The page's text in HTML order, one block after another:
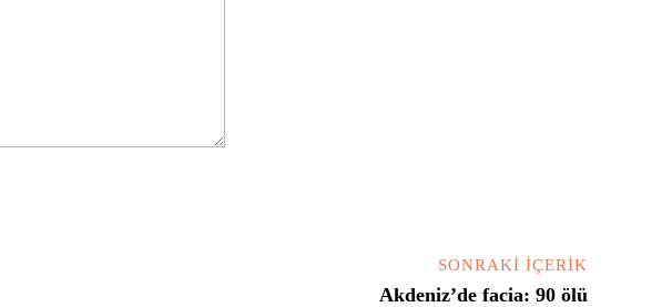
SONRAKI İÇERIK
Akdeniz’de facia: 90 ölü